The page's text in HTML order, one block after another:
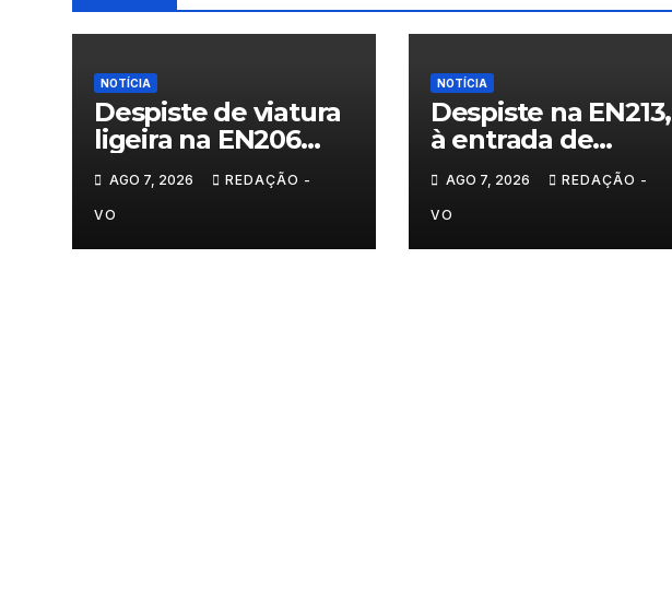
NOTÍCIA
Despiste de viatura
ligeira na EN206
cruzamento Fornos
do Pinhal
AGO 7, 2026 REDAÇÃO -
VO
NOTÍCIA
Despiste na EN213,
à entrada de
AGO 7, 2026 REDAÇÃO -
VO